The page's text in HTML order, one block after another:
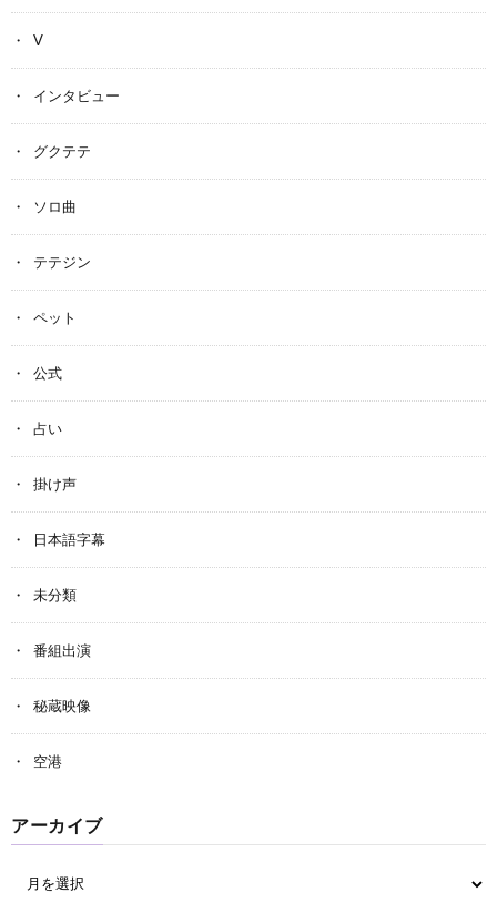
V
インタビュー
グクテテ
ソロ曲
テテジン
ペット
公式
占い
掛け声
日本語字幕
未分類
番組出演
秘蔵映像
空港
アーカイブ